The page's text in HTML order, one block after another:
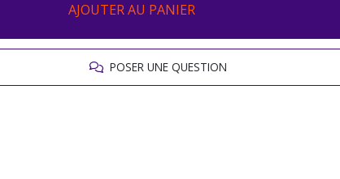
AJOUTER AU PANIER
POSER UNE QUESTION